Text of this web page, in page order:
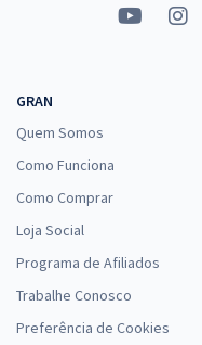
GRAN
Quem Somos
Como Funciona
Como Comprar
Loja Social
Programa de Afiliados
Trabalhe Conosco
Preferência de Cookies